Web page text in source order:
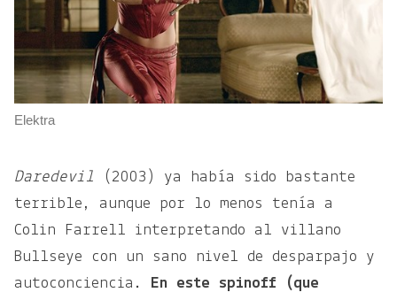
Elektra
Daredevil
(2003) ya había sido bastante
terrible, aunque por lo menos tenía a
Colin Farrell interpretando al villano
Bullseye con un sano nivel de desparpajo y
autoconciencia.
En este spinoff (que